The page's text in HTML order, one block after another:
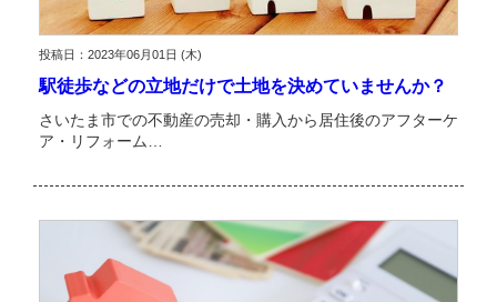
投稿日：2023年06月01日 (木)
駅徒歩などの立地だけで土地を決めていませんか？
さいたま市での不動産の売却・購入から居住後のアフターケ
ア・リフォーム…